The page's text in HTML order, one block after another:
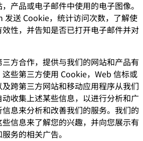
产品或电子邮件中使用的电子图像。
发送 Cookie，统计访问次数，了解使
性，并告知是否已打开电子邮件并对
方合作，提供与我们的网站和产品有
些第三方使用 Cookie，Web 信标或
跨第三方网站和移动应用程序从我们
收集上述某些信息，以进行分析和广
息来分析和改善我们的服务。我们的
信息来了解您的兴趣，并向您展示有
务的相关广告。